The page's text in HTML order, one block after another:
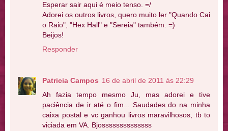
Esperar sair aqui é meio tenso. =/
Adorei os outros livros, quero muito ler "Quando Cai
o Raio", "Hex Hall" e "Sereia" também. =)
Beijos!
Responder
Patricia Campos 16 de abril de 2011 às 22:29
Ah fazia tempo mesmo Ju, mas adorei e tive
paciência de ir até o fim... Saudades do na minha
caixa postal e vc ganhou livros maravilhosos, tb to
viciada em VA. Bjossssssssssssss